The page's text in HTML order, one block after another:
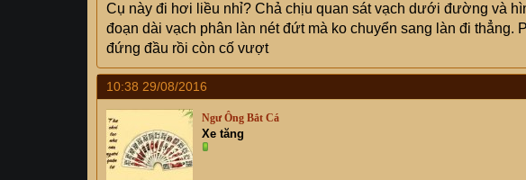
Cụ này đi hơi liều nhỉ? Chả chịu quan sát vạch dưới đường và
đoạn dài vạch phân làn nét đứt mà ko chuyển sang làn đi thẳng.
đứng đầu rồi còn cố vượt
10:38 29/08/2016
Ngư Ông Bắt Cá
Xe tăng